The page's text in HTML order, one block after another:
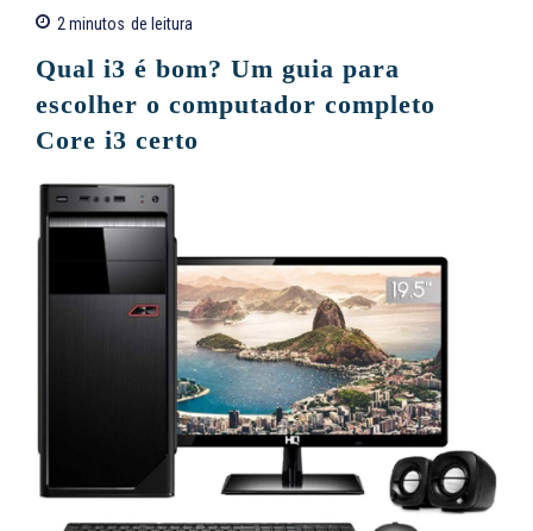
2minutos de leitura
Qual i3 é bom? Um guia para
escolher o computador completo
Core i3 certo